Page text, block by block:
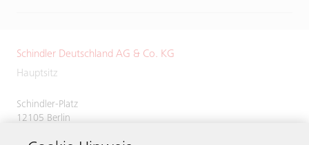
Schindler Deutschland AG & Co. KG
Hauptsitz
Schindler-Platz
12105 Berlin